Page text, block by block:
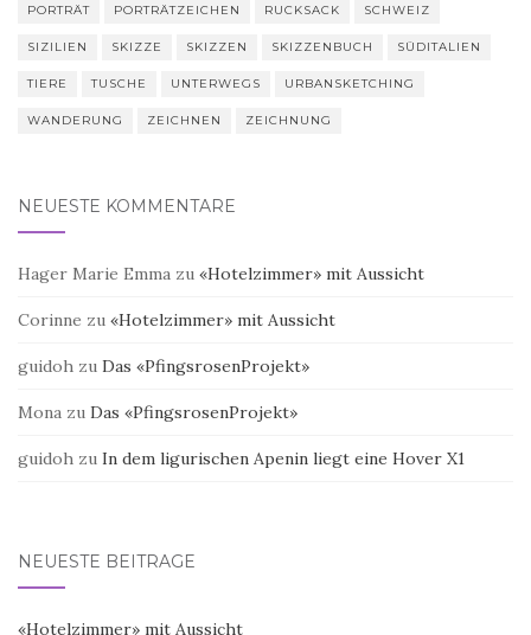
PORTRÄT PORTRÄTZEICHEN RUCKSACK SCHWEIZ
SIZILIEN SKIZZE SKIZZEN SKIZZENBUCH SÜDITALIEN
TIERE TUSCHE UNTERWEGS URBANSKETCHING
WANDERUNG ZEICHNEN ZEICHNUNG
NEUESTE KOMMENTARE
Hager Marie Emma zu «Hotelzimmer» mit Aussicht
Corinne zu «Hotelzimmer» mit Aussicht
guidoh zu Das «PfingsrosenProjekt»
Mona zu Das «PfingsrosenProjekt»
guidoh zu In dem ligurischen Apenin liegt eine Hover X1
NEUESTE BEITRÄGE
«Hotelzimmer» mit Aussicht